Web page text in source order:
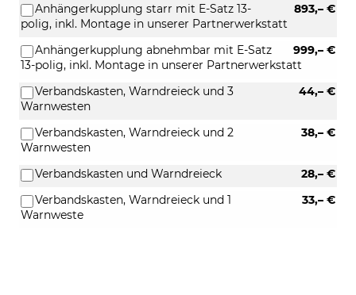
893,– €
Anhängerkupplung starr mit E-Satz 13-
polig, inkl. Montage in unserer Partnerwerkstatt
999,– €
Anhängerkupplung abnehmbar mit E-Satz
13-polig, inkl. Montage in unserer Partnerwerkstatt
44,– €
Verbandskasten, Warndreieck und 3
Warnwesten
38,– €
Verbandskasten, Warndreieck und 2
Warnwesten
28,– €
Verbandskasten und Warndreieck
33,– €
Verbandskasten, Warndreieck und 1
Warnweste